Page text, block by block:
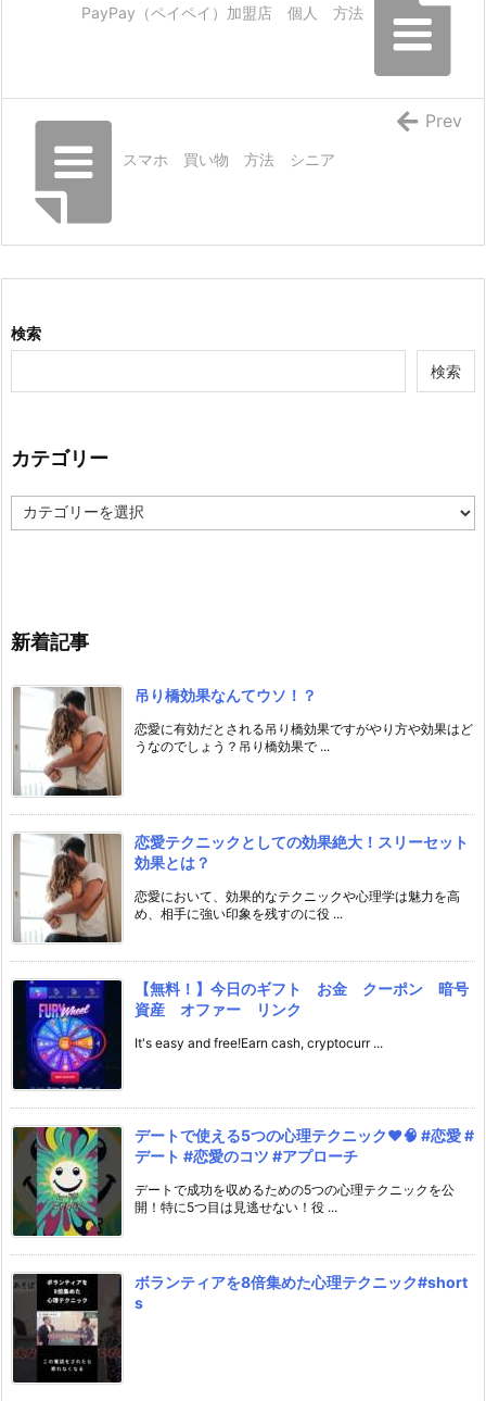
PayPay（ペイペイ）加盟店 個人 方法
スマホ 買い物 方法 シニア
Prev
検索
検索
カテゴリー
テ
新着記事
吊り橋効果なんてウソ！？
恋愛に有効だとされる吊り橋効果ですがやり方や効果はど
うなのでしょう？吊り橋効果で ...
恋愛テクニックとしての効果絶大！スリーセット
効果とは？
恋愛において、効果的なテクニックや心理学は魅力を高
め、相手に強い印象を残すのに役 ...
【無料！】今日のギフト お金 クーポン 暗号
資産 オファー リンク
It's easy and free!Earn cash, cryptocurr ...
デートで使える5つの心理テクニック❤️🧠 #恋愛 #
デート #恋愛のコツ #アプローチ
デートで成功を収めるための5つの心理テクニックを公
開！特に5つ目は見逃せない！役 ...
ボランティアを8倍集めた心理テクニック#short
s